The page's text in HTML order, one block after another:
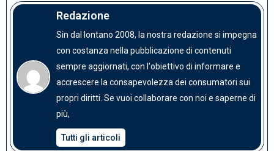
Redazione
Sin dal lontano 2008, la nostra redazione si impegna
con costanza nella pubblicazione di contenuti
sempre aggiornati, con l'obiettivo di informare e
accrescere la consapevolezza dei consumatori sui
propri diritti. Se vuoi collaborare con noi e saperne di
più,
Tutti gli articoli